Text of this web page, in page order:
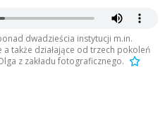
dwadzieścia instytucji m.in.
także działające od trzech pokoleń
z zakładu fotograficznego.